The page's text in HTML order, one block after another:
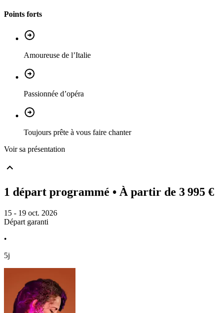
Points forts
Amoureuse de l’Italie
Passionnée d’opéra
Toujours prête à vous faire chanter
Voir sa présentation
1 départ programmé • À partir de 3 995 €
15 - 19 oct. 2026
Départ garanti
•
5j